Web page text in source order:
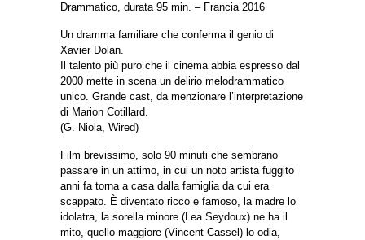
Drammatico, durata 95 min. – Francia 2016
Un dramma familiare che conferma il genio di
Xavier Dolan.
Il talento più puro che il cinema abbia espresso dal
2000 mette in scena un delirio melodrammatico
unico. Grande cast, da menzionare l’interpretazione
di Marion Cotillard.
(G. Niola, Wired)
Film brevissimo, solo 90 minuti che sembrano
passare in un attimo, in cui un noto artista fuggito
anni fa torna a casa dalla famiglia da cui era
scappato. È diventato ricco e famoso, la madre lo
idolatra, la sorella minore (Lea Seydoux) ne ha il
mito, quello maggiore (Vincent Cassel) lo odia,